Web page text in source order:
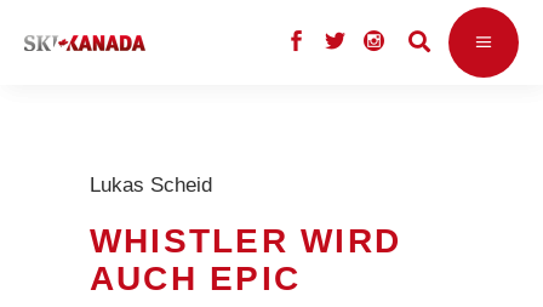
Lukas Scheid
WHISTLER WIRD
AUCH EPIC